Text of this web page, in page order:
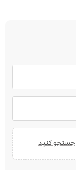
جستجو کنید